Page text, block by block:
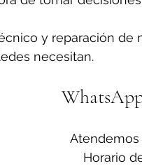
y reparación
necesitan.
Atendemos
Horario